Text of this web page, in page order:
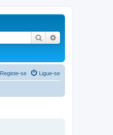
Pesquisar
Ligue-se
Registe-se